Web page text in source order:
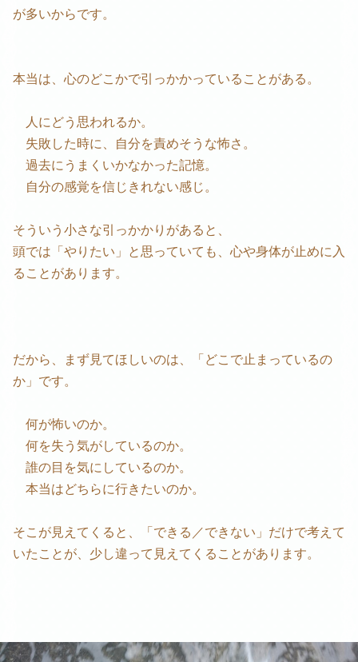
が多いからです。
本当は、心のどこかで引っかかっていることがある。
人にどう思われるか。
失敗した時に、自分を責めそうな怖さ。
過去にうまくいかなかった記憶。
自分の感覚を信じきれない感じ。
そういう小さな引っかかりがあると、
頭では「やりたい」と思っていても、心や身体が止めに入
ることがあります。
だから、まず見てほしいのは、「どこで止まっているの
か」です。
何が怖いのか。
何を失う気がしているのか。
誰の目を気にしているのか。
本当はどちらに行きたいのか。
そこが見えてくると、「できる／できない」だけで考えて
いたことが、少し違って見えてくることがあります。